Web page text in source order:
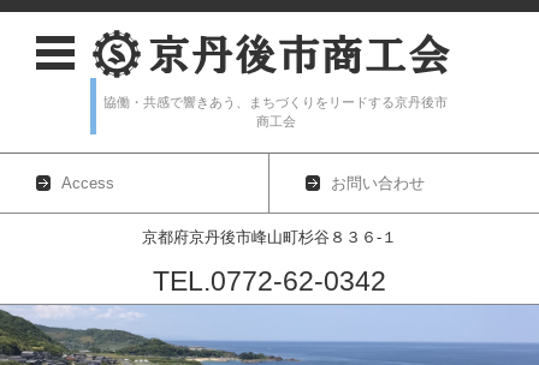
協働・共感で響きあう、まちづくりをリードする京丹後市
商工会
Access お問い合わせ
京都府京丹後市峰山町杉谷８３６-１
TEL.0772-62-0342
コンテンツに移動